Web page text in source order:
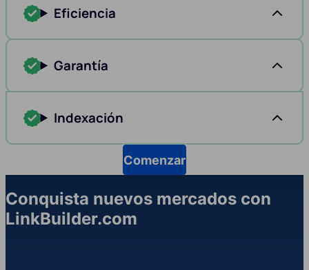
Eficiencia
Garantía
Indexación
Comenzar
Conquista nuevos mercados con
LinkBuilder.com